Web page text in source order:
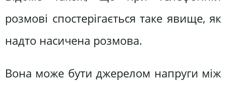
розмові спостерігається таке явище, як
надто насичена розмова.
Вона може бути джерелом напруги між